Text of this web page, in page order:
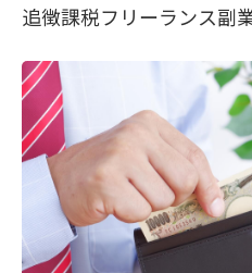
追徴課税フリーランス副